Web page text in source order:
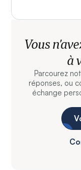
Vous
à
Parcourez
réponses, ou
échange